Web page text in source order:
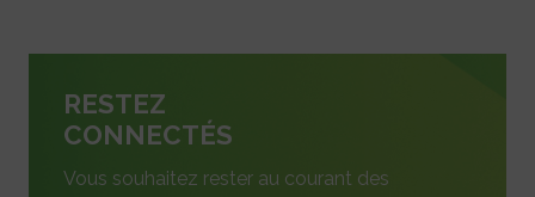
RESTEZ
CONNECTÉS
Vous souhaitez rester au courant des